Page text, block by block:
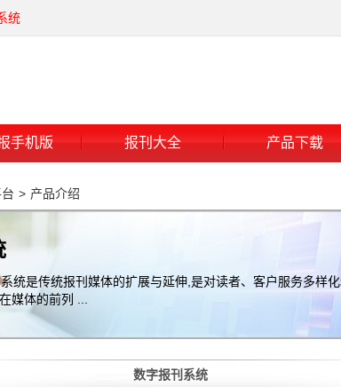
统
手机版 报刊大全 产品下载
> 产品介绍
统是传统报刊媒体的扩展与延伸,是对读者、客户服务多样
媒体的前列 ...
数字报刊系统